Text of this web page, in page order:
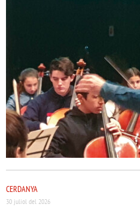
CERDANYA
30 juliol del 2026